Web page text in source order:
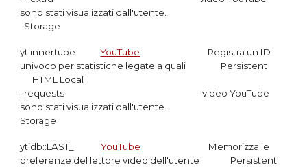
sono stati visualizzati dall'utente.
Storage
yt.innertubeYouTube
Registra un ID
univoco per statistiche legate a quali Persistent
HTML Local
::requestsvideo YouTube
sono stati visualizzati dall'utente.
Storage
ytidb::LAST_YouTube
Memorizza le
preferenze del lettore video dell'utente Persistent